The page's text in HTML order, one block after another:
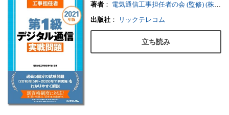
著者 ： 電気通信工事担任者の会 (監修) (株)リックテレコム書籍出版部 (編集)
出版社 ： リックテレコム
立ち読み